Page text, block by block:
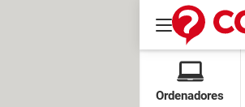
Ordenadores